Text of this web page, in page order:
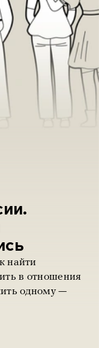
найти
в отношения
одному —